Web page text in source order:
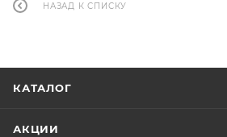
НАЗАД К СПИСКУ
КАТАЛОГ
АКЦИИ